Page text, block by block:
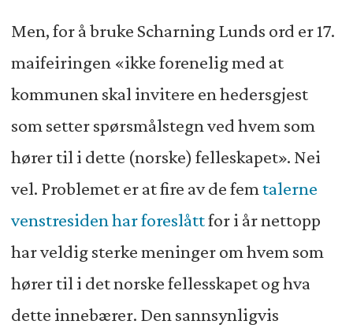
Men, for å bruke Scharning Lunds ord er 17.
maifeiringen «ikke forenelig med at
kommunen skal invitere en hedersgjest
som setter spørsmålstegn ved hvem som
hører til i dette (norske) felleskapet». Nei
vel. Problemet er at fire av de fem talerne
venstresiden har foreslåttfor i år nettopp
har veldig sterke meninger om hvem som
hører til i det norske fellesskapet og hva
dette innebærer. Den sannsynligvis